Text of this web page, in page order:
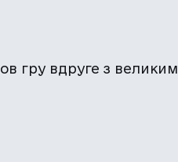
гру вдруге з великим